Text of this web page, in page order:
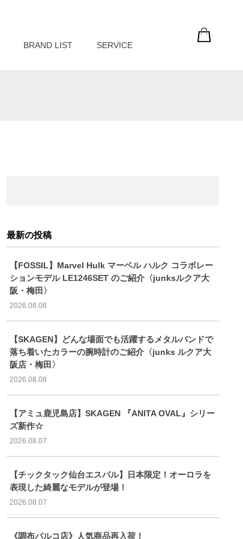
BRAND LIST SERVICE
最新の投稿
【FOSSIL】Marvel Hulk マーベル ハルク コラボレー
ションモデル LE1246SET のご紹介〈junksルクア大
阪・梅田〉
2026.08.08
【SKAGEN】どんな場面でも活躍するメタルバンドで
落ち着いたカラーの腕時計のご紹介〈junks ルクア大
阪店・梅田〉
2026.08.08
【アミュ鹿児島店】SKAGEN 『ANITA OVAL』シリー
ズ新作☆
2026.08.07
【チックタック仙台エスパル】日本限定！オーロラを
表現した綺麗なモデルが登場！
2026.08.07
《調布パルコ店》人気商品再入荷！